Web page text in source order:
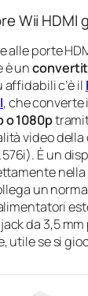
Wii HDMI
alle porte
è un
affidabili c’è il
, che converte
o 1080p
video della
576i). È un
un
da 3,5
utile se si